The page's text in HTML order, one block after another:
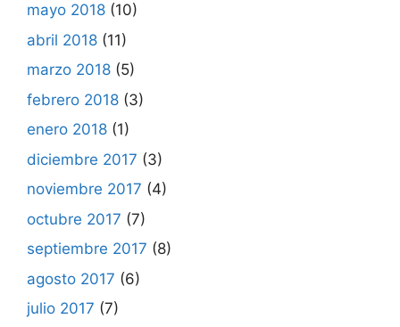
mayo 2018 (10)
abril 2018 (11)
marzo 2018 (5)
febrero 2018 (3)
enero 2018 (1)
diciembre 2017 (3)
noviembre 2017 (4)
octubre 2017 (7)
septiembre 2017 (8)
agosto 2017 (6)
julio 2017 (7)